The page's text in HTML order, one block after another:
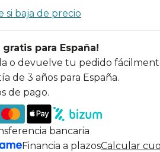
si baja de precio
gratis para España!
o devuelve tu pedido
de 3 años para España.
de pago.
bancaria
Financia a plazosCalcular